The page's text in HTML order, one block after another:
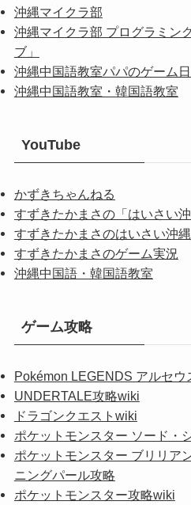
沖縄マイクラ部
沖縄マイクラ部 プログラミン
ブ」
沖縄中国語教室パパのゲーム
沖縄中国語教室・韓国語教室
YouTube
かずきちゃんねる
すずきたかまさの「はいさい沖
すずきたかまさのはいさい沖縄
すずきたかまさのゲーム実況
沖縄中国語・韓国語教室
ゲーム攻略
Pokémon LEGENDS アルセウ
UNDERTALE攻略wiki
ドラゴンクエストwiki
ポケットモンスター ソード・
ポケットモンスター ブリリア
ニングパール攻略
ポケットモンスター攻略wiki